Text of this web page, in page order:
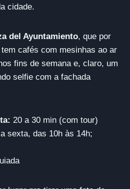
cidade.
del Ayuntamiento, que por
cafés com mesinhas ao ar
fins de semana e, claro, um
selfie com a fachada
20 a 30 min (com tour)
sexta, das 10h às 14h;